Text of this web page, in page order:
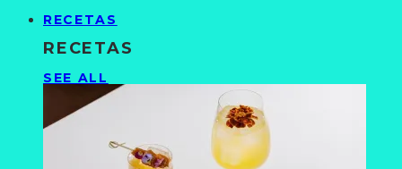
RECETAS
RECETAS
SEE ALL